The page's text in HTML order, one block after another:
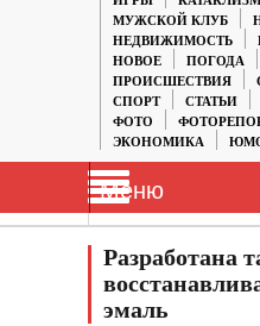
МУЖСКОЙ КЛУБ
НЕДВИЖИМОСТЬ
НОВОЕ
ПОГОДА
ПРОИСШЕСТВИЯ
СПОРТ
СТАТЬИ
ФОТО
ЭКОНОМИКА
Меню
Разработана
эмаль